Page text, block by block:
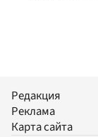
Редакция
Реклама
Карта сайта